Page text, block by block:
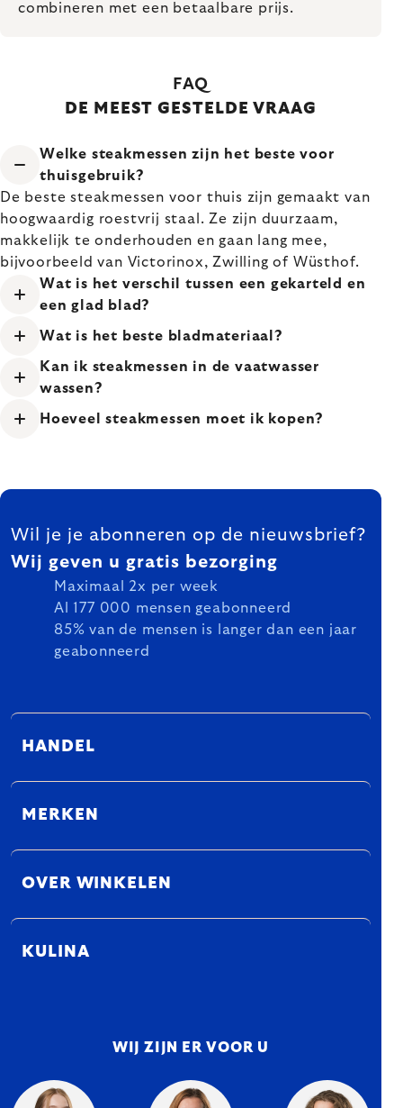
combineren met een betaalbare prijs.
FAQ
DE MEEST GESTELDE VRAAG
Welke steakmessen zijn het beste voor
thuisgebruik?
De beste steakmessen voor thuis zijn gemaakt van
hoogwaardig roestvrij staal. Ze zijn duurzaam,
makkelijk te onderhouden en gaan lang mee,
bijvoorbeeld van Victorinox, Zwilling of Wüsthof.
Wat is het verschil tussen een gekarteld en
een glad blad?
Wat is het beste bladmateriaal?
Kan ik steakmessen in de vaatwasser
wassen?
Hoeveel steakmessen moet ik kopen?
FOOTER
Wil je je abonneren op de nieuwsbrief?
Wij geven u gratis bezorging
Maximaal 2x per week
Al 177 000 mensen geabonneerd
85% van de mensen is langer dan een jaar
geabonneerd
HANDEL
MERKEN
OVER WINKELEN
KULINA
WIJ ZIJN ER VOOR U